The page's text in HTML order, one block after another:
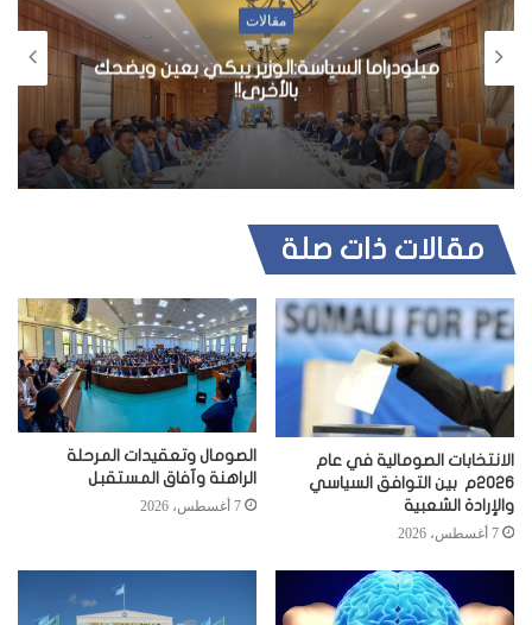
مقالات
ميلودراما السياسة:الوزير يبكي بعين ويضحك
بالأخرى!!
مقالات ذات صلة
الانتخابات الصومالية في عام
2026م بين التوافق السياسي
والإرادة الشعبية
7 أغسطس، 2026
الصومال وتعقيدات المرحلة
الراهنة وآفاق المستقبل
7 أغسطس، 2026